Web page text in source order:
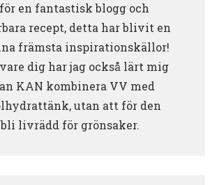
en fantastisk blogg och
recept, detta har blivit en
främsta inspirationskällor!
dig har jag också lärt mig
KAN kombinera VV med
utan att för den
livrädd för grönsaker.